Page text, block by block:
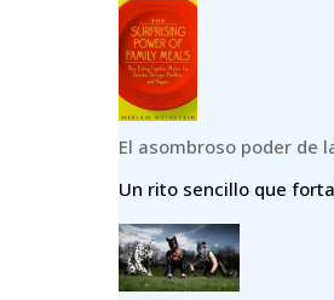
El asombroso poder de
Un rito sencillo que